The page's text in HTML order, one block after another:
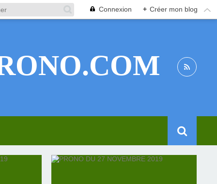
Connexion + Créer mon blog